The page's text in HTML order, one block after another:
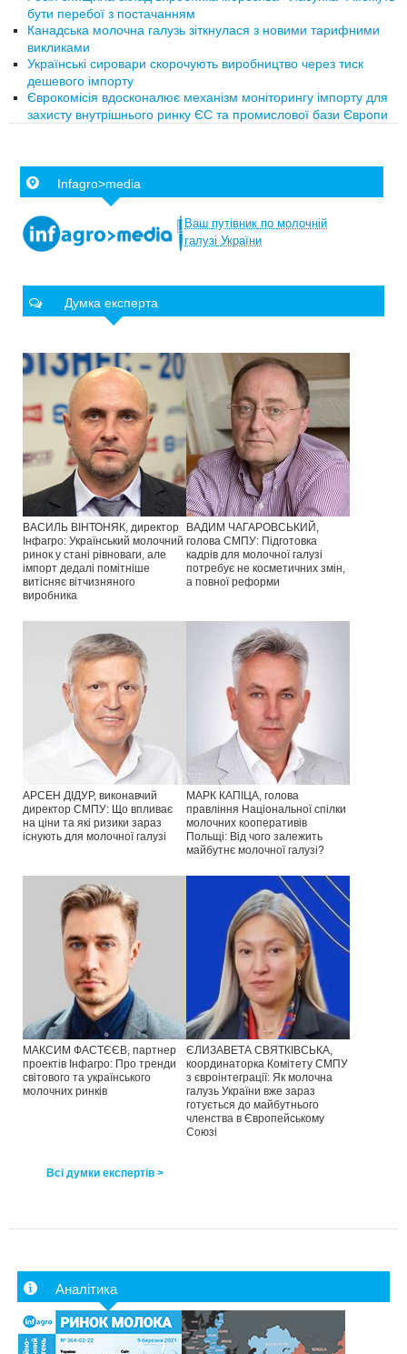
бути перебої з постачанням
Канадська молочна галузь зіткнулася з новими тарифними
викликами
Українські сировари скорочують виробництво через тиск
дешевого імпорту
Єврокомісія вдосконалює механізм моніторингу імпорту для
захисту внутрішнього ринку ЄС та промислової бази Європи
Infagro>media
Ваш путівник по молочній
галузі України
Думка експерта
ВАСИЛЬ ВІНТОНЯК, директор
Інфагро: Український молочний
ринок у стані рівноваги, але
імпорт дедалі помітніше
витісняє вітчизняного
виробника
ВАДИМ ЧАГАРОВСЬКИЙ,
голова СМПУ: Підготовка
кадрів для молочної галузі
потребує не косметичних змін,
а повної реформи
АРСЕН ДІДУР, виконавчий
директор СМПУ: Що впливає
на ціни та які ризики зараз
існують для молочної галузі
МАРК КАПІЦА, голова
правління Національної спілки
молочних кооперативів
Польщі: Від чого залежить
майбутнє молочної галузі?
МАКСИМ ФАСТЄЄВ, партнер
проектів Інфагро: Про тренди
світового та українського
молочних ринків
ЄЛИЗАВЕТА СВЯТКІВСЬКА,
координаторка Комітету СМПУ
з євроінтеграції: Як молочна
галузь України вже зараз
готується до майбутнього
членства в Європейському
Союзі
Всі думки експертів >
Аналітика